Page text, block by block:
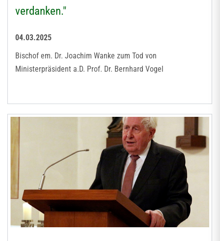
verdanken."
04.03.2025
Bischof em. Dr. Joachim Wanke zum Tod von
Ministerpräsident a.D. Prof. Dr. Bernhard Vogel